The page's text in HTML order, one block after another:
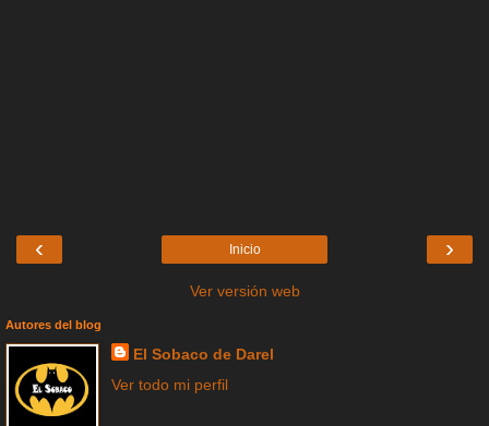
‹ ›
Inicio
Ver versión web
Autores del blog
El Sobaco de Darel
Ver todo mi perfil